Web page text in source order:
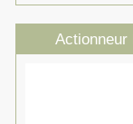
Actionneur